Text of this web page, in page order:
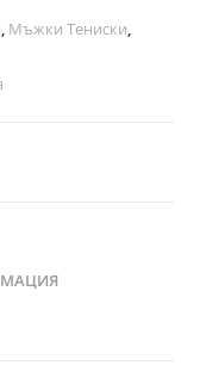
, Мъжки Тениски,